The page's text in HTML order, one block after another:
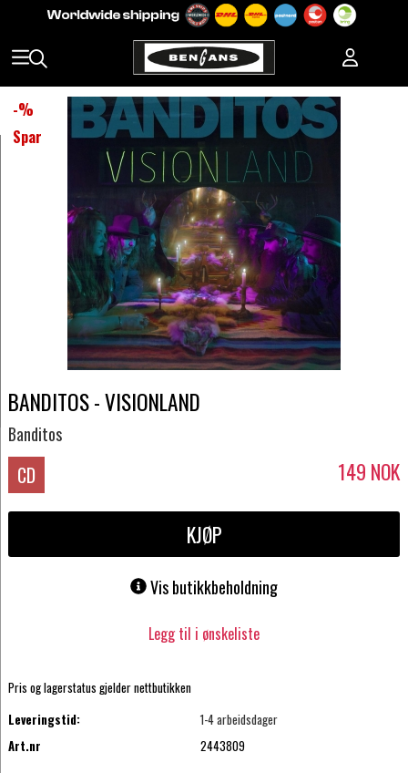
-%
Spar
BANDITOS - VISIONLAND
Banditos
CD 149 NOK
KJØP
Vis butikkbeholdning
Legg til i ønskeliste
Pris og lagerstatus gjelder nettbutikken
Leveringstid:
1-4 arbeidsdager
Art.nr
2443809